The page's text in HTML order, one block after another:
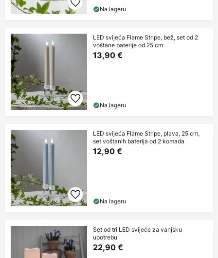
Na lageru
LED svijeća Flame Stripe, bež, set od 2
voštane baterije od 25 cm
13,90 €
Na lageru
LED svijeća Flame Stripe, plava, 25 cm,
set voštanih baterija od 2 komada
12,90 €
Na lageru
Set od tri LED svijeće za vanjsku
upotrebu
22,90 €